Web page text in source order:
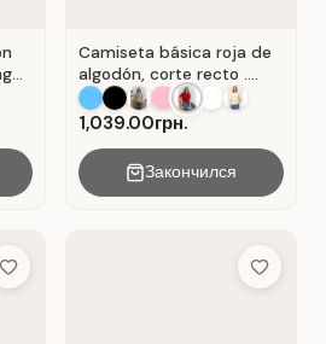
Camiseta básica roja de
algodón, corte recto .
Rojo.
1,039.00грн.
Закончился
Add to Wish List Add to